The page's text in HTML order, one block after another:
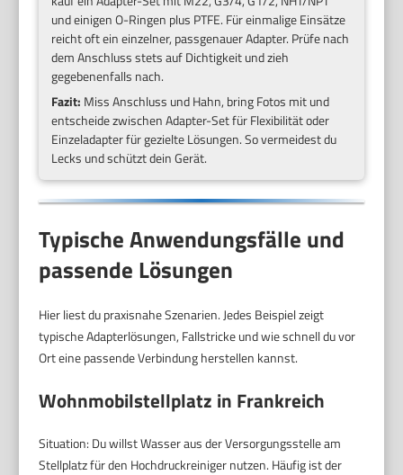
und einigen O-Ringen plus PTFE. Für einmalige Einsätze
reicht oft ein einzelner, passgenauer Adapter. Prüfe nach
dem Anschluss stets auf Dichtigkeit und zieh
gegebenenfalls nach.
Fazit: Miss Anschluss und Hahn, bring Fotos mit und
entscheide zwischen Adapter-Set für Flexibilität oder
Einzeladapter für gezielte Lösungen. So vermeidest du
Lecks und schützt dein Gerät.
Typische Anwendungsfälle und
passende Lösungen
Hier liest du praxisnahe Szenarien. Jedes Beispiel zeigt
typische Adapterlösungen, Fallstricke und wie schnell du vor
Ort eine passende Verbindung herstellen kannst.
Wohnmobilstellplatz in Frankreich
Situation: Du willst Wasser aus der Versorgungsstelle am
Stellplatz für den Hochdruckreiniger nutzen. Häufig ist der